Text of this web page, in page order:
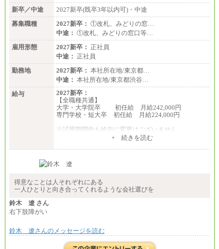
新卒／中途
2027新卒(既卒3年以内可)・中途
募集職種
2027新卒： ①改札、みどりの窓…
中途： ①改札、みどりの窓口等…
雇用形態
2027新卒： 正社員
中途： 正社員
勤務地
2027新卒： 本社所在地/東京都…
中途： 本社所在地/東京都渋谷…
給与
2027新卒：
【全職種共通】
大学・大学院卒 初任給 月給242,000円
専門学校・短大卒 初任給 月給224,000円
※試用期間中も給与に変更はございません
大学・大学院卒 初任給 月給242,000円
最終学歴に応じ、上記新卒給与（高卒の場合は、月
して算定した調整手当を加算した額
※試用期間中も給与に変更はございません
+ 続きを読む
得意なことは人それぞれにある
一人ひとりと向き合ってくれるような会社選びを
鈴木 遼 さん
右下肢障がい
鈴木 遼さんのメッセージを読む